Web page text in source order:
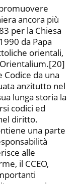
ancora più
per la Chiesa
da Papa
orientali,
Codice da una
anzitutto nel
lunga storia la
codici ed
diritto.
una parte
alle
il CCEO,